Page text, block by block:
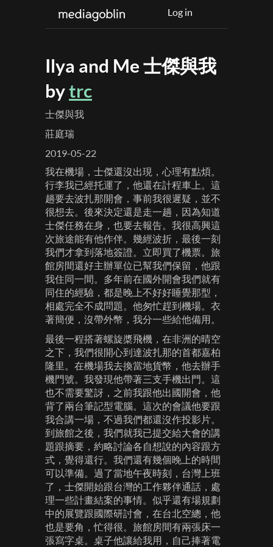
Log in
Ilya and Me 士傑與我
bytrc
士傑與我
莊庭瑞
2019-05-22
我在機場，士傑還沒出現，心理有點煩。
行李我已經托運了，他還在計程車上。這
趟要去波扎那開會，事前我很遲疑，並不
很想去。後來決定還是走一趟，因為知道
士傑任務在身，也要去報告。我很高興這
次旅途能有他作伴。幾經波折，最後一刻
我們才拿到落地簽證。立即買了機票。旅
館房間還好主辦單位已幫我們保留，他跟
我住同一間。多年前在國外開會我們就有
同住的經驗，都是晚上不好好睡覺那型，
相處完全不成問題。他匆忙趕到機場。衣
著簡便，沒帶外幣，我分一些給他備用。
最後一程搭著螺旋槳飛機，在非洲的晴空
之下，我們很開心到達波扎那的首都嘉柏
隆里。在機場我去換當地貨幣，他去辦手
機門號。我發現他帶著三支手機出門。這
也不需要驚訝，之前我跟他出國開會，他
背了兩台筆記型電腦。這次的會議他要跟
我合講一場，不過我們都還沒作投影片。
到旅館之後，我們就我已提交給大會的講
題跟摘要，約略討論各自想說的內容跟方
式，覺得還行。我們還有幾個晚上的時間
可以準備。過了當地午夜時刻，台灣上班
了，士傑開始跟台灣的工作夥伴通話，處
理一些計畫結案的事情。似乎還有場規劃
中的展覽跟國際研討會，在台北空總，他
也是要角，忙得很。旅館房間有兩張床一
張寫字桌。桌子他讓給我用，自己捧著電